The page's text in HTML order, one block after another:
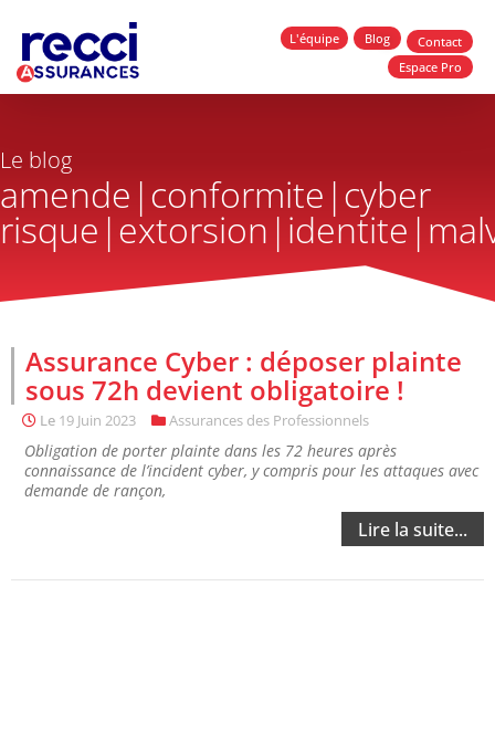
L'équipe Blog
Contact
Espace Pro
Le blog
amende|conformite|cyber
Assurance Cyber : déposer plainte
sous 72h devient obligatoire !
Le 19 Juin 2023 Assurances des Professionnels
Obligation de porter plainte dans les 72 heures après
connaissance de l’incident cyber, y compris pour les attaques avec
demande de rançon,
Lire la suite...